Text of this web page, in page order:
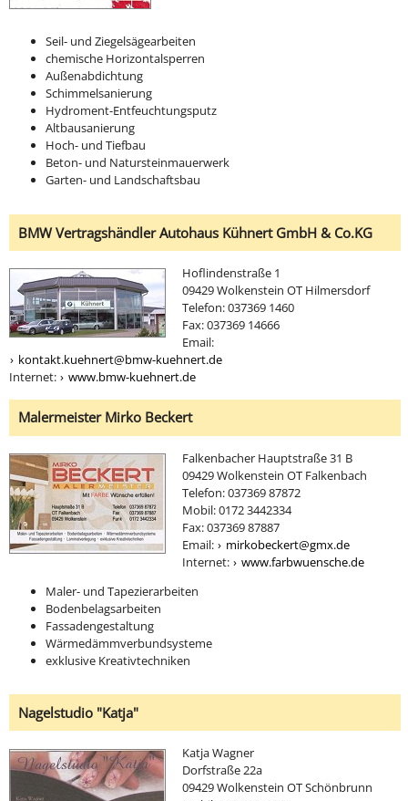
Seil- und Ziegelsägearbeiten
chemische Horizontalsperren
Außenabdichtung
Schimmelsanierung
Hydroment-Entfeuchtungsputz
Altbausanierung
Hoch- und Tiefbau
Beton- und Natursteinmauerwerk
Garten- und Landschaftsbau
BMW Vertragshändler Autohaus Kühnert GmbH & Co.KG
Hoflindenstraße 1
09429 Wolkenstein OT Hilmersdorf
Telefon: 037369 1460
Fax: 037369 14666
Email:
kontakt.kuehnert@bmw-kuehnert.de
Internet:
www.bmw-kuehnert.de
Malermeister Mirko Beckert
Falkenbacher Hauptstraße 31 B
09429 Wolkenstein OT Falkenbach
Telefon: 037369 87872
Mobil: 0172 3442334
Fax: 037369 87887
Email:
mirkobeckert@gmx.de
Internet:
www.farbwuensche.de
Maler- und Tapezierarbeiten
Bodenbelagsarbeiten
Fassadengestaltung
Wärmedämmverbundsysteme
exklusive Kreativtechniken
Nagelstudio "Katja"
Katja Wagner
Dorfstraße 22a
09429 Wolkenstein OT Schönbrunn